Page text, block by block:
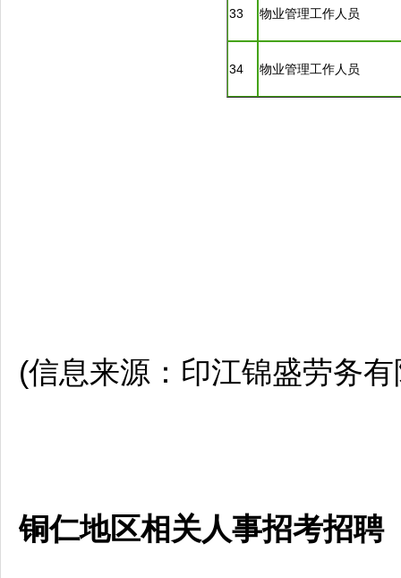
33 物业管理工作人员
34 物业管理工作人员
(信息来源： 印江锦盛劳务
铜仁地区相关人事招考招聘